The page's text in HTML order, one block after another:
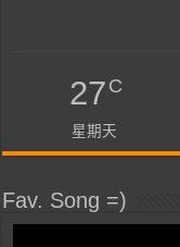
27C
星期天
Fav. Song =)